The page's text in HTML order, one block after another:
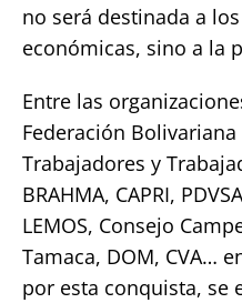
no será destinada a
económicas, sino a la
Entre las
Federación
Trabajadores y
BRAHMA, CAPRI,
LEMOS, Consejo
Tamaca, DOM, CVA…
por esta conquista, se